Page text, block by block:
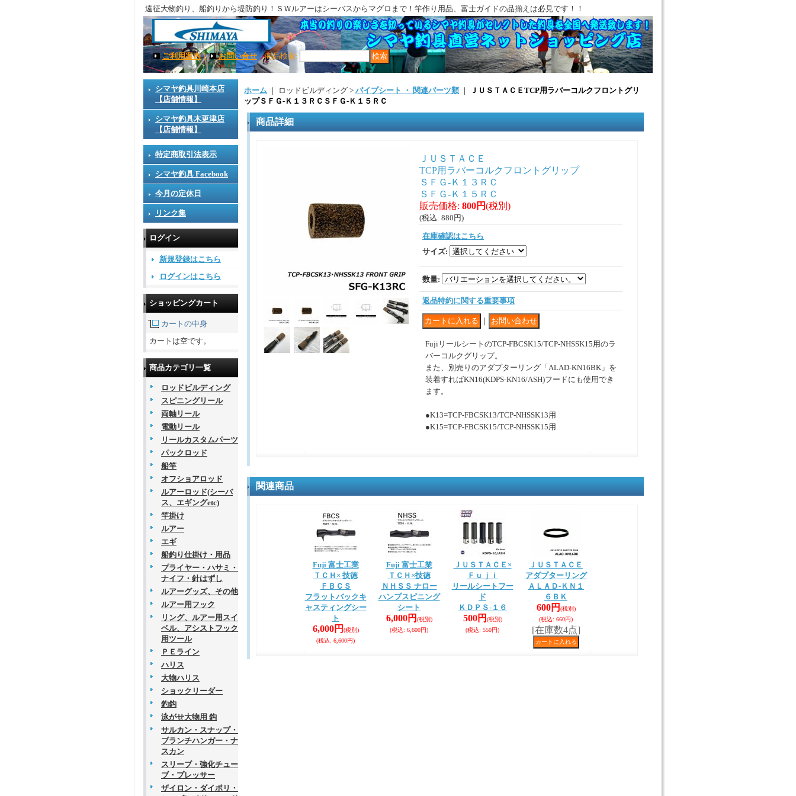
遠征大物釣り、船釣りから堤防釣り！ＳＷルアーはシーバスからマグロまで！竿作り用品、富士ガイドの品揃えは必見です！！
ご利用案内｜ お問い合せ 商品検索:
シマヤ釣具川崎本店
【店舗情報】
シマヤ釣具木更津店
【店舗情報】
特定商取引法表示
シマヤ釣具 Facebook
今月の定休日
リンク集
ログイン
新規登録はこちら
ログインはこちら
ショッピングカート
カートの中身
カートは空です。
商品カテゴリ一覧
ロッドビルディング
スピニングリール
両軸リール
電動リール
リールカスタムパーツ
パックロッド
船竿
オフショアロッド
ルアーロッド(シーバ
ス、エギングetc)
竿掛け
ルアー
エギ
船釣り仕掛け・用品
プライヤー・ハサミ・
ナイフ・針はずし
ルアーグッズ、その他
ルアー用フック
リング、ルアー用スイ
ベル、アシストフック
用ツール
ＰＥライン
ハリス
大物ハリス
ショックリーダー
釣鈎
泳がせ大物用 鈎
サルカン・スナップ・
ブランチハンガー・ナ
スカン
スリーブ・強化チュー
ブ・プレッサー
ザイロン・ダイポリ・
ホーム ｜ ロッドビルディング > パイプシート ・ 関連パーツ類｜
ＪＵＳＴＡＣＥTCP用ラバーコルクフロントグリ
ップＳＦＧ-Ｋ１３ＲＣＳＦＧ-Ｋ１５ＲＣ
商品詳細
ＪＵＳＴＡＣＥ
TCP用ラバーコルクフロントグリップ
ＳＦＧ-Ｋ１３ＲＣ
ＳＦＧ-Ｋ１５ＲＣ
販売価格: 800円(税別)
(税込: 880円)
在庫確認はこちら
サイズ:
数量:
返品特約に関する重要事項
｜
FujiリールシートのTCP-FBCSK15/TCP-NHSSK15用のラ
バーコルクグリップ。
また、別売りのアダプターリング「ALAD-KN16BK」を
装着すればKN16(KDPS-KN16/ASH)フードにも使用でき
ます。
●K13=TCP-FBCSK13/TCP-NHSSK13用
●K15=TCP-FBCSK15/TCP-NHSSK15用
関連商品
Fuji 富士工業
ＴＣＨ× 技徳
ＦＢＣＳ
フラットバックキ
ャスティングシー
ト
6,000円 (税別)
(税込: 6,600円)
Fuji 富士工業
ＴＣＨ×技徳
ＮＨＳＳ ナロー
ハンプスピニング
シート
6,000円 (税別)
(税込: 6,600円)
ＪＵＳＴＡＣＥ×
Ｆｕｊｉ
リールシートフー
ド
ＫＤＰＳ-１６
500円 (税別)
(税込: 550円)
ＪＵＳＴＡＣＥ
アダプターリング
ＡＬＡＤ-ＫＮ１
６ＢＫ
600円 (税別)
(税込: 660円)
[在庫数4点]